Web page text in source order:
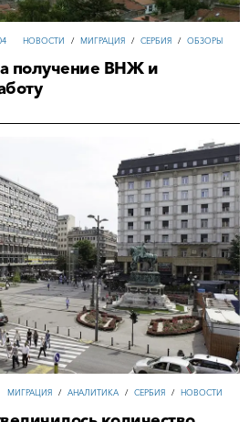
НОВОСТИ / МИГРАЦИЯ / СЕРБИЯ / ОБЗОРЫ
получение ВНЖ и
МИГРАЦИЯ / АНАЛИТИКА / СЕРБИЯ / НОВОСТИ